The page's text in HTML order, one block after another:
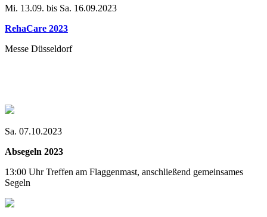
Mi. 13.09. bis Sa. 16.09.2023
RehaCare 2023
Messe Düsseldorf
Sa. 07.10.2023
Absegeln 2023
13:00 Uhr Treffen am Flaggenmast, anschließend gemeinsames
Segeln